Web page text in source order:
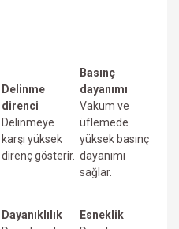
Delinme
direnci
Delinmeye
karşı yüksek
direnç gösterir.
Basınç
dayanımı
Vakum ve
üfIemede
yüksek basınç
dayanımı
sağlar.
Dayanıklılık
Esneklik